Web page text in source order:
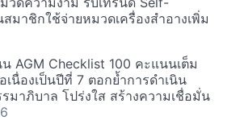
มาชิกใช้จ่ายหมวดเครื่องสำอางเพิ่ม
AGM Checklist 100 คะแนนเต็ม
เนื่องเป็นปีที่ 7 ตอกย้ำการดำเนิน
มาภิบาล โปร่งใส สร้างความเชื่อมั่น